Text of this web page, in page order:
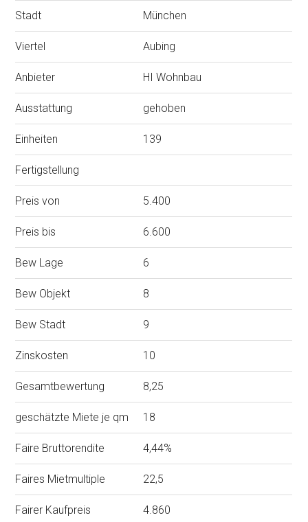
Stadt München
Viertel Aubing
Anbieter HI Wohnbau
Ausstattung gehoben
Einheiten 139
Fertigstellung
Preis von 5.400
Preis bis 6.600
Bew Lage 6
Bew Objekt 8
Bew Stadt 9
Zinskosten 10
Gesamtbewertung 8,25
geschätzte Miete je qm 18
Faire Bruttorendite 4,44%
Faires Mietmultiple 22,5
Fairer Kaufpreis 4.860